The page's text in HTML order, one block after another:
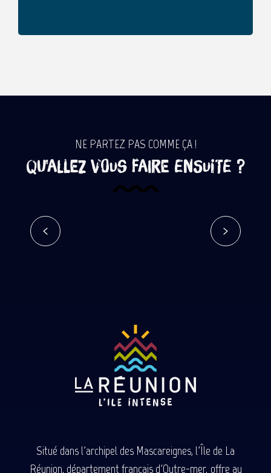
NE PARTEZ PAS COMME ÇA !
Qu'allez vous faire ensuite ?
Situé dans l'archipel des Mascareignes, l'Île de La
Réunion, département français d'Outre-mer, offre au